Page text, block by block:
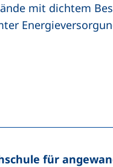
mit dichtem
Link, öffnet neues
Link, öffnet
für